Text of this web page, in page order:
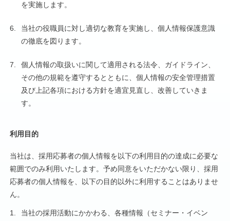
を実施します。
6.
当社の役職員に対し適切な教育を実施し、個人情報保護意識
の徹底を図ります。
7.
個人情報の取扱いに関して適用される法令、ガイドライン、
その他の規範を遵守するとともに、個人情報の安全管理措置
及び上記各項における方針を適宜見直し、改善していきま
す。
利用目的
当社は、採用応募者の個人情報を以下の利用目的の達成に必要な
範囲でのみ利用いたします。予め同意をいただかない限り、採用
応募者の個人情報を、以下の目的以外に利用することはありませ
ん。
1.
当社の採用活動にかかわる、各種情報（セミナー・イベン